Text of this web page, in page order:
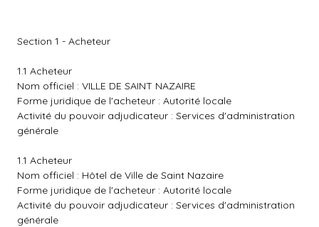
Section 1 - Acheteur
1.1 Acheteur
Nom officiel : VILLE DE SAINT NAZAIRE
Forme juridique de l'acheteur : Autorité locale
Activité du pouvoir adjudicateur : Services d'administration
générale
1.1 Acheteur
Nom officiel : Hôtel de Ville de Saint Nazaire
Forme juridique de l'acheteur : Autorité locale
Activité du pouvoir adjudicateur : Services d'administration
générale